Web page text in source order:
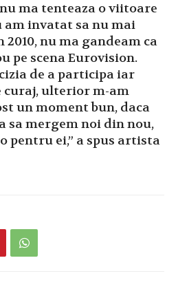
ma tenteaza o viitoare
am invatat sa nu mai
2010, nu ma gandeam ca
pe scena Eurovision.
de a participa iar
ulterior m-am
un moment bun, daca
sa mergem noi din nou,
pentru ei,” a spus artista